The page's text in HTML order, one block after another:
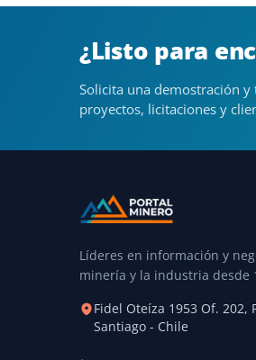
¿Listo para
Solicita una demostración
proyectos, licitaciones y
Líderes en información y
minería y la industria desde
Fidel Oteíza 1953 Of. 202,
Santiago - Chile